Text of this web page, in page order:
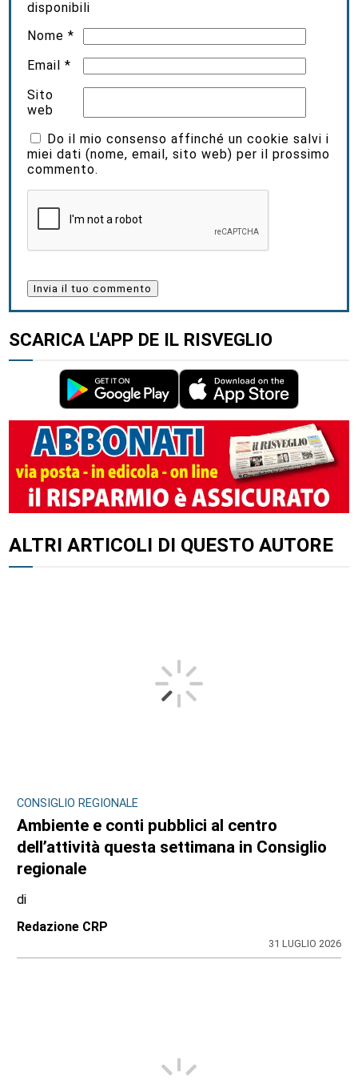
disponibili
Nome*
Email*
Sito
web
Do il mio consenso affinché un cookie salvi i
miei dati (nome, email, sito web) per il prossimo
commento.
SCARICA L'APP DE IL RISVEGLIO
ALTRI ARTICOLI DI QUESTO AUTORE
CONSIGLIO REGIONALE
Ambiente e conti pubblici al centro
dell’attività questa settimana in Consiglio
regionale
di
Redazione CRP
31 LUGLIO 2026